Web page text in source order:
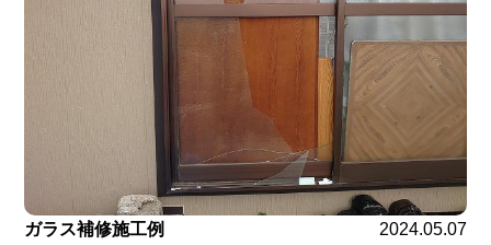
ガラス補修施工例
2024.05.07